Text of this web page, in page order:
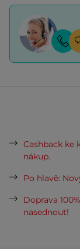
Cashback ke
nákup.
Po hlavě:
Doprava
nasednout!